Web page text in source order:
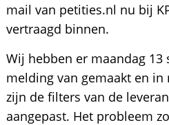
mail van petities.nl nu bij
vertraagd binnen.
Wij hebben er maandag 13
melding van gemaakt en in
zijn de filters van de
aangepast. Het probleem